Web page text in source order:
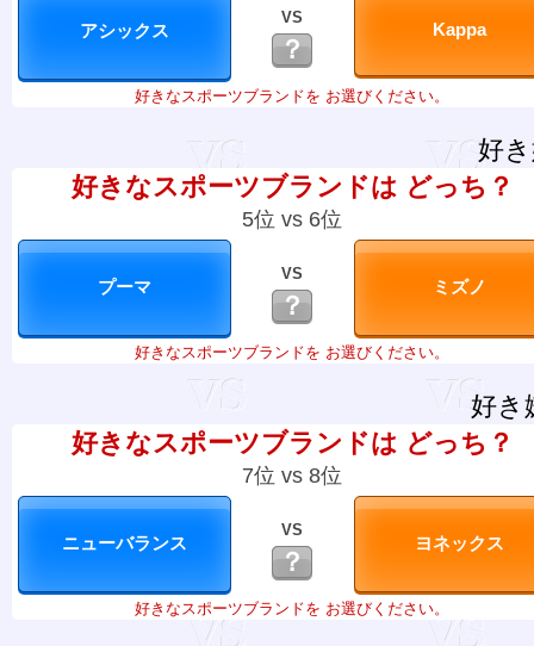
VS
？
好きなスポーツブランドを お選びください。
好
好きなスポーツブランドは どっち？
5位 vs 6位
VS
？
好きなスポーツブランドを お選びください。
好き
好きなスポーツブランドは どっち？
7位 vs 8位
VS
？
好きなスポーツブランドを お選びください。